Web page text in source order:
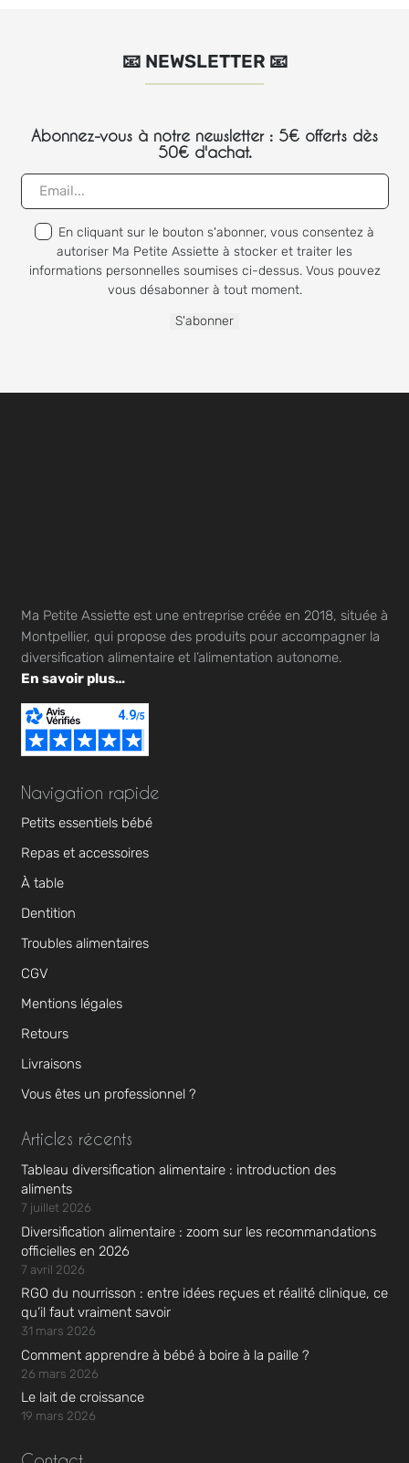
📧 NEWSLETTER 📧
Abonnez-vous à notre newsletter : 5€ offerts dès
50€ d'achat.
En cliquant sur le bouton s'abonner, vous consentez à
autoriser Ma Petite Assiette à stocker et traiter les
informations personnelles soumises ci-dessus. Vous pouvez
vous désabonner à tout moment.
Ma Petite Assiette est une entreprise créée en 2018, située à
Montpellier, qui propose des produits pour accompagner la
diversification alimentaire et l’alimentation autonome.
En savoir plus…
Navigation rapide
Petits essentiels bébé
Repas et accessoires
À table
Dentition
Troubles alimentaires
CGV
Mentions légales
Retours
Livraisons
Vous êtes un professionnel ?
Articles récents
Tableau diversification alimentaire : introduction des
aliments
7 juillet 2026
Diversification alimentaire : zoom sur les recommandations
officielles en 2026
7 avril 2026
RGO du nourrisson : entre idées reçues et réalité clinique, ce
qu’il faut vraiment savoir
31 mars 2026
Comment apprendre à bébé à boire à la paille ?
26 mars 2026
Le lait de croissance
19 mars 2026